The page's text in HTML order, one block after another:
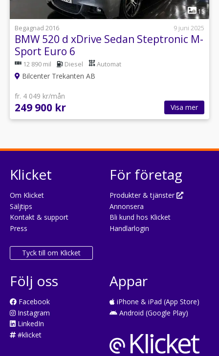
1
15
Begagnad 2016
9 juni 2025
BMW 520 d xDrive Sedan Steptronic M-
Sport Euro 6
12 890 mil Diesel Automat
Bilcenter Trekanten AB
fr. 4 049 kr/mån
249 900 kr Visa mer
Klicket
Om Klicket
Säljtips
Kontakt & support
Press
Tyck till om Klicket
För företag
Produkter & tjänster
Annonsera
Bli kund hos Klicket
Handlarlogin
Följ oss
Facebook
Instagram
LinkedIn
#klicket
Appar
iPhone & iPad (App Store)
Android (Google Play)